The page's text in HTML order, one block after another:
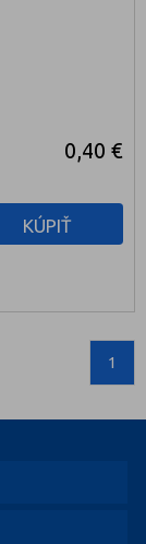
0,40 €
KÚPIŤ
1